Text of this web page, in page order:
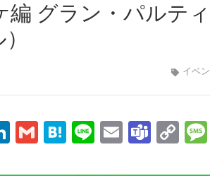
グラン・パルティ
イベ
LinkedIn
GmailHatena
LineEmail